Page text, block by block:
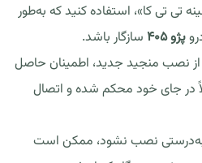
مانند منجید «405 بهینه تی تی کا»، استفاده کنید که به‌طور
پژو 405
سازگار باشد.
نصب منجید جدید، اطمینان حاصل
در جای خود محکم شده و اتصال
به‌درستی نصب نشود، ممکن است